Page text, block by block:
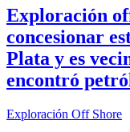
Exploración
concesionar
Plata y es
encontró
Exploración Off Shore